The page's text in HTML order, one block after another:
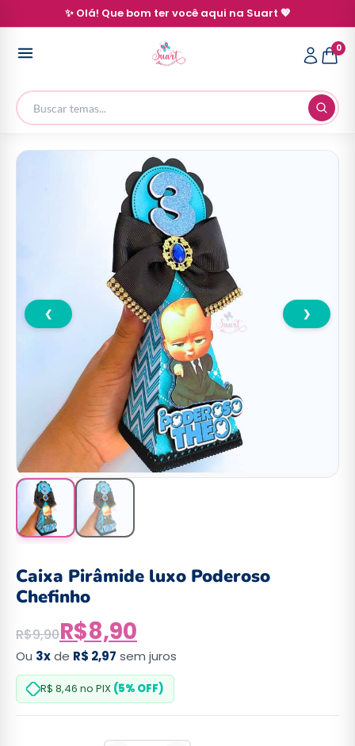
✨ Olá! Que bom ter você aqui na Suart 💖
0
❮ ❯
Caixa Pirâmide luxo Poderoso
Chefinho
R$9,90R$8,90
Ou 3xde R$ 2,97 sem juros
R$ 8,46 no PIX (5% OFF)